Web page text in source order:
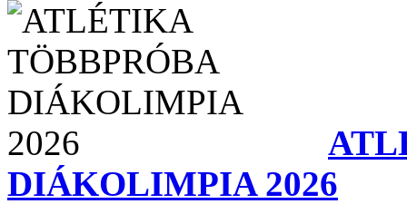
DIÁKOLIMPIA 2026